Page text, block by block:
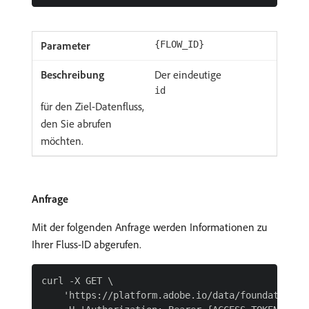
{FLOW_ID}
Der eindeutige
id
für den Ziel-Datenfluss,
den Sie abrufen
möchten.
Anfrage
Mit der folgenden Anfrage werden Informationen zu
Ihrer Fluss-ID abgerufen.
curl -X GET \
'https://platform.adobe.io/data/foundation/